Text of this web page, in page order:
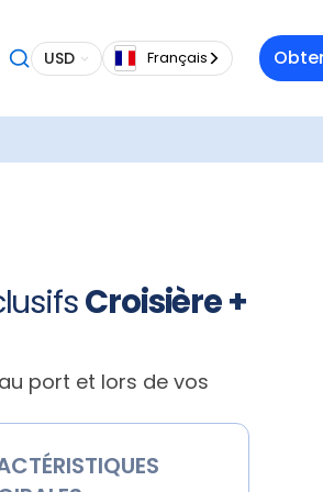
USD Français
Croisière +
port et lors de vos